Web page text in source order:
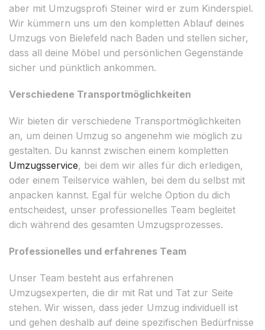
aber mit Umzugsprofi Steiner wird er zum Kinderspiel.
Wir kümmern uns um den kompletten Ablauf deines
Umzugs von Bielefeld nach Baden und stellen sicher,
dass all deine Möbel und persönlichen Gegenstände
sicher und pünktlich ankommen.
Verschiedene Transportmöglichkeiten
Wir bieten dir verschiedene Transportmöglichkeiten
an, um deinen Umzug so angenehm wie möglich zu
gestalten. Du kannst zwischen einem kompletten
Umzugsservice, bei dem wir alles für dich erledigen,
oder einem Teilservice wählen, bei dem du selbst mit
anpacken kannst. Egal für welche Option du dich
entscheidest, unser professionelles Team begleitet
dich während des gesamten Umzugsprozesses.
Professionelles und erfahrenes Team
Unser Team besteht aus erfahrenen
Umzugsexperten, die dir mit Rat und Tat zur Seite
stehen. Wir wissen, dass jeder Umzug individuell ist
und gehen deshalb auf deine spezifischen Bedürfnisse